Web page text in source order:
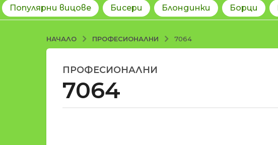
Популярни вицове Бисери Блондинки Борци
НАЧАЛО ПРОФЕСИОНАЛНИ 7064
1
8
г
ПРОФЕСИОНАЛНИ
7064